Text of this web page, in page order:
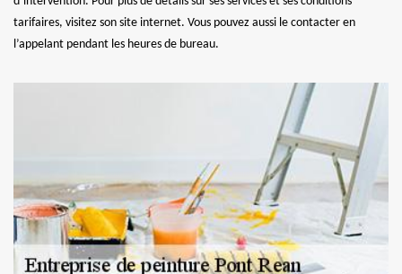
tarifaires, visitez son site internet. Vous pouvez aussi le contacter en
l’appelant pendant les heures de bureau.